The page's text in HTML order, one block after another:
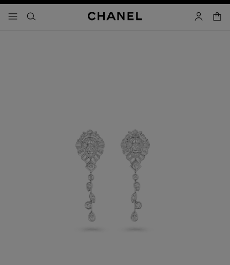
- navegación principal
buscar cuenta